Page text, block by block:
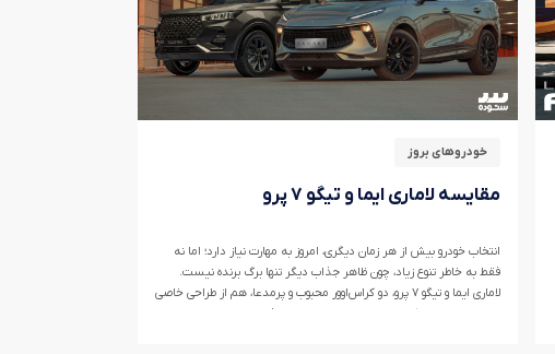
خودروهای بروز
مقایسه لاماری ایما و تیگو ۷ پرو
انتخاب خودرو بیش از هر زمان دیگری، امروز به مهارت نیاز دارد؛ اما نه
فقط به خاطر تنوع زیاد، چون ظاهر جذاب دیگر تنها برگ برنده نیست.
لاماری ایما و تیگو ۷ پرو، دو کراس‌اوور محبوب و پرمدعا، هم از طراحی خاصی
برخوردارند، هم امکانات ویژه، هم خدمات پس از فروش استانداردی دارند.